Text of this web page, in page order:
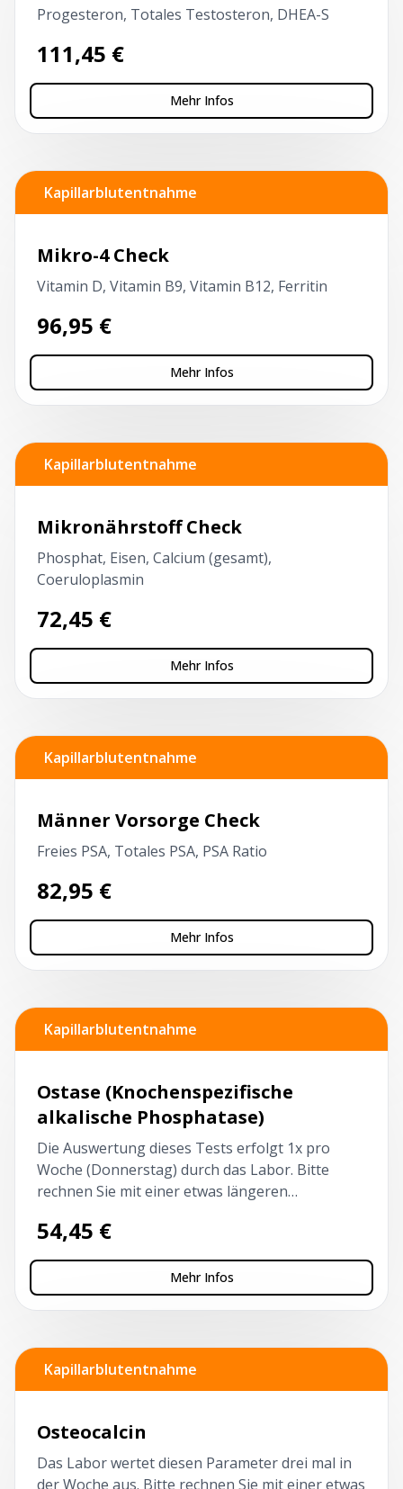
Progesteron, Totales Testosteron, DHEA-S
111,45 €
Mehr Infos
Kapillarblutentnahme
Mikro-4 Check
Vitamin D, Vitamin B9, Vitamin B12, Ferritin
96,95 €
Mehr Infos
Kapillarblutentnahme
Mikronährstoff Check
Phosphat, Eisen, Calcium (gesamt),
Coeruloplasmin
72,45 €
Mehr Infos
Kapillarblutentnahme
Männer Vorsorge Check
Freies PSA, Totales PSA, PSA Ratio
82,95 €
Mehr Infos
Kapillarblutentnahme
Ostase (Knochenspezifische
alkalische Phosphatase)
Die Auswertung dieses Tests erfolgt 1x pro
Woche (Donnerstag) durch das Labor. Bitte
rechnen Sie mit einer etwas längeren
54,45 €
Mehr Infos
Kapillarblutentnahme
Osteocalcin
Das Labor wertet diesen Parameter drei mal in
der Woche aus. Bitte rechnen Sie mit einer etwas